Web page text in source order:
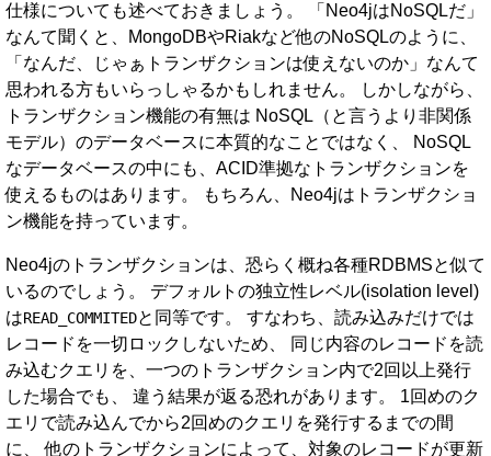
仕様についても述べておきましょう。 「Neo4jはNoSQLだ」
なんて聞くと、MongoDBやRiakなど他のNoSQLのように、
「なんだ、じゃぁトランザクションは使えないのか」なんて
思われる方もいらっしゃるかもしれません。 しかしながら、
トランザクション機能の有無は NoSQL（と言うより非関係
モデル）のデータベースに本質的なことではなく、 NoSQL
なデータベースの中にも、ACID準拠なトランザクションを
使えるものはあります。 もちろん、Neo4jはトランザクショ
ン機能を持っています。
Neo4jのトランザクションは、恐らく概ね各種RDBMSと似て
いるのでしょう。 デフォルトの独立性レベル(isolation level)
はREAD_COMMITEDと同等です。 すなわち、読み込みだけでは
レコードを一切ロックしないため、 同じ内容のレコードを読
み込むクエリを、一つのトランザクション内で2回以上発行
した場合でも、 違う結果が返る恐れがあります。 1回めのク
エリで読み込んでから2回めのクエリを発行するまでの間
に、 他のトランザクションによって、対象のレコードが更新